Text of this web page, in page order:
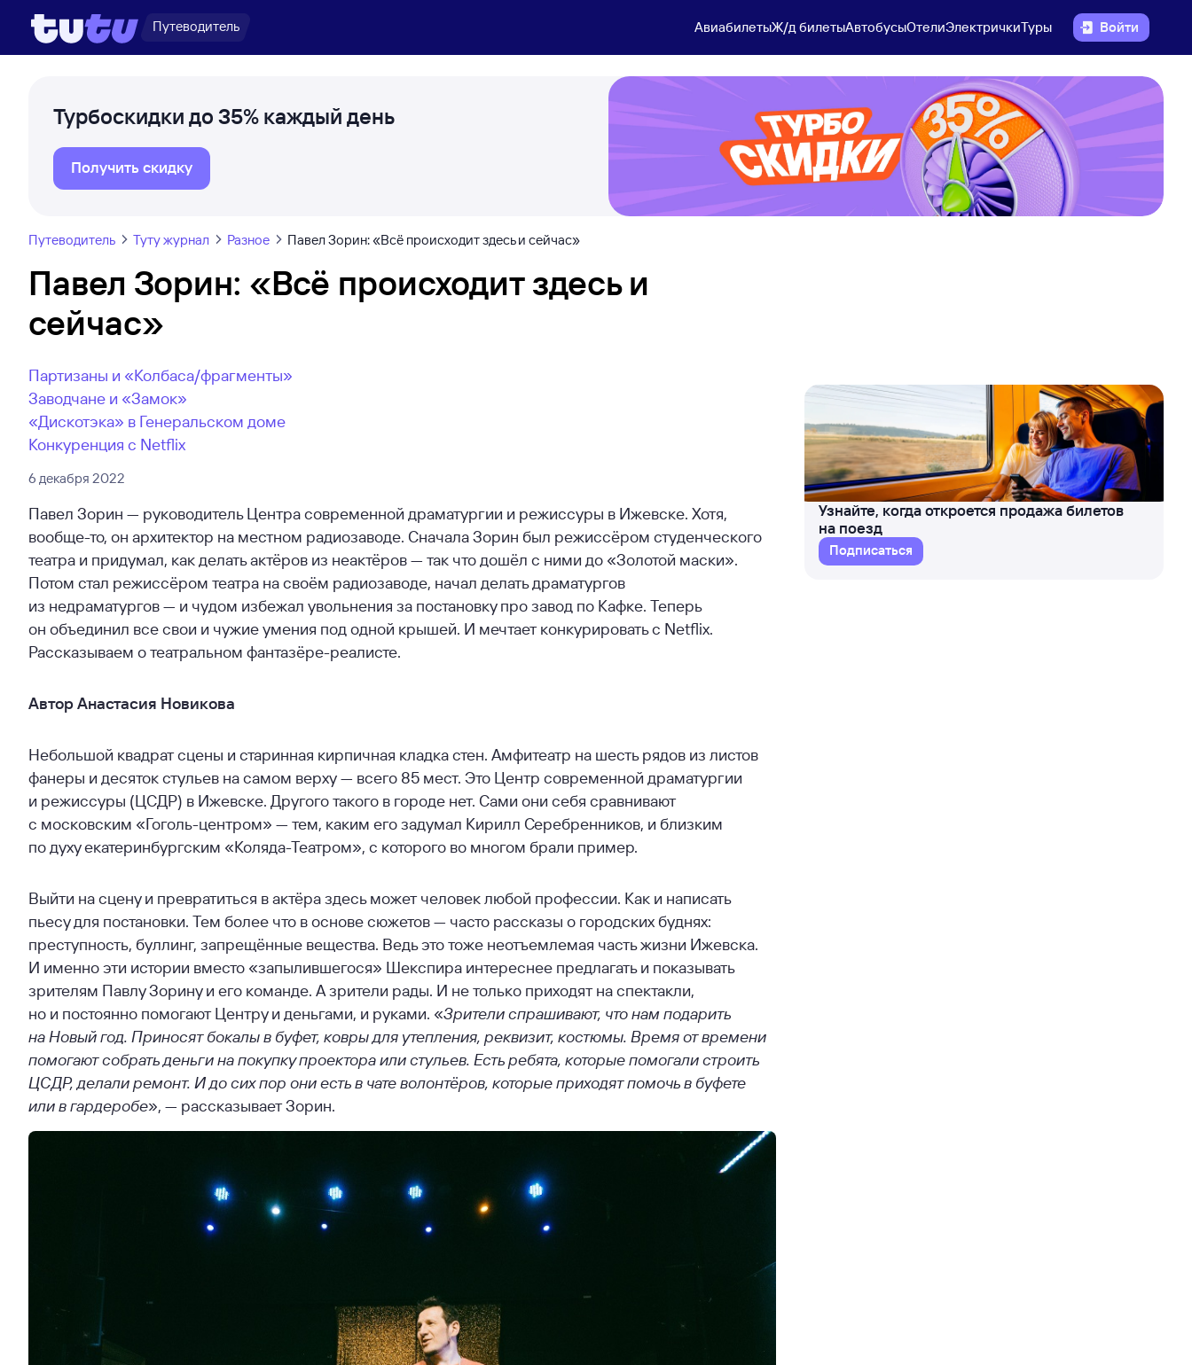
Путеводитель АвиабилетыЖ/д билетыАвтобусыОтелиЭлектричкиТуры Войти
Турбоскидки до 35% каждый день
Получить скидку
Путеводитель Туту журнал Разное Павел Зорин: «Всё происходит здесь и сейчас»
Павел Зорин: «Всё происходит здесь и
сейчас»
Партизаны и «Колбаса/фрагменты»
Заводчане и «Замок»
«Дискотэка» в Генеральском доме
Конкуренция с Netflix
6 декабря 2022
Павел Зорин — руководитель Центра современной драматургии и режиссуры в Ижевске. Хотя,
вообще-то, он архитектор на местном радиозаводе. Сначала Зорин был режиссёром студенческого
театра и придумал, как делать актёров из неактёров — так что дошёл с ними до «Золотой маски».
Потом стал режиссёром театра на своём радиозаводе, начал делать драматургов
из недраматургов — и чудом избежал увольнения за постановку про завод по Кафке. Теперь
он объединил все свои и чужие умения под одной крышей. И мечтает конкурировать с Netflix.
Рассказываем о театральном фантазёре-реалисте.
Автор Анастасия Новикова
Небольшой квадрат сцены и старинная кирпичная кладка стен. Амфитеатр на шесть рядов из листов
фанеры и десяток стульев на самом верху — всего 85 мест. Это Центр современной драматургии
и режиссуры (ЦСДР) в Ижевске. Другого такого в городе нет. Сами они себя сравнивают
с московским «Гоголь-центром» — тем, каким его задумал Кирилл Серебренников, и близким
по духу екатеринбургским «Коляда-Театром», с которого во многом брали пример.
Выйти на сцену и превратиться в актёра здесь может человек любой профессии. Как и написать
пьесу для постановки. Тем более что в основе сюжетов — часто рассказы о городских буднях:
преступность, буллинг, запрещённые вещества. Ведь это тоже неотъемлемая часть жизни Ижевска.
И именно эти истории вместо «запылившегося» Шекспира интереснее предлагать и показывать
зрителям Павлу Зорину и его команде. А зрители рады. И не только приходят на спектакли,
но и постоянно помогают Центру и деньгами, и руками. «Зрители спрашивают, что нам подарить
на Новый год. Приносят бокалы в буфет, ковры для утепления, реквизит, костюмы. Время от времени
помогают собрать деньги на покупку проектора или стульев. Есть ребята, которые помогали строить
ЦСДР, делали ремонт. И до сих пор они есть в чате волонтёров, которые приходят помочь в буфете
или в гардеробе», — рассказывает Зорин.
Узнайте, когда откроется продажа билетов
на поезд
Подписаться